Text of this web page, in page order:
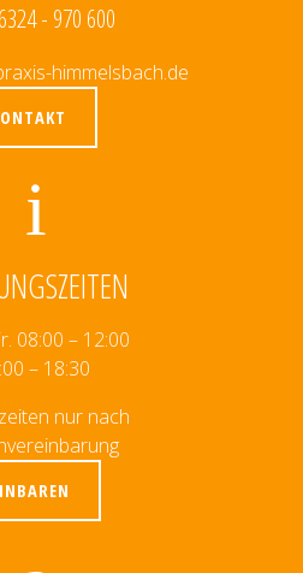
- 970 600
himmelsbach.de
08:00 – 12:00
– 18:30
nur nach